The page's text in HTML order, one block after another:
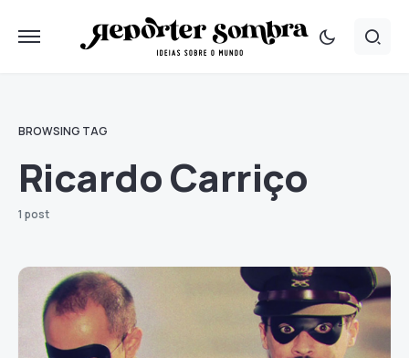
BROWSING TAG
Ricardo Carriço
1 post